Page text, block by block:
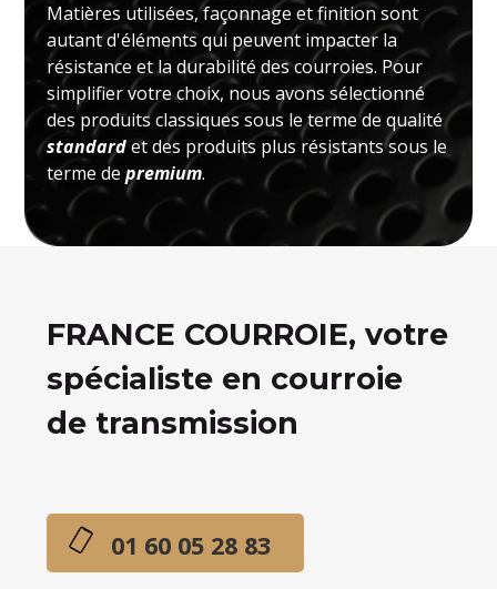
Matières utilisées, façonnage et finition sont
autant d'éléments qui peuvent impacter la
résistance et la durabilité des courroies. Pour
simplifier votre choix, nous avons sélectionné
des produits classiques sous le terme de qualité
standardet des produits plus résistants sous le
terme depremium.
FRANCE COURROIE, votre
spécialiste en courroie
de transmission
01 60 05 28 83